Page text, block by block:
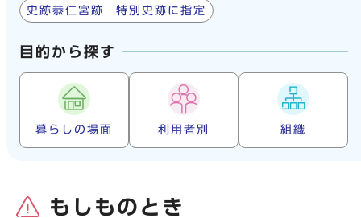
史跡恭仁宮跡 特別史跡に指定
目的から探す
暮らしの場面 利用者別 組織
もしものとき